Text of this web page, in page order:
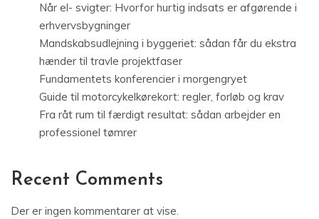
Når el- svigter: Hvorfor hurtig indsats er afgørende i
erhvervsbygninger
Mandskabsudlejning i byggeriet: sådan får du ekstra
hænder til travle projektfaser
Fundamentets konferencier i morgengryet
Guide til motorcykelkørekort: regler, forløb og krav
Fra råt rum til færdigt resultat: sådan arbejder en
professionel tømrer
Recent Comments
Der er ingen kommentarer at vise.